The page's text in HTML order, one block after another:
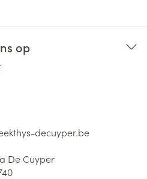
op
decuyper.be
De Cuyper